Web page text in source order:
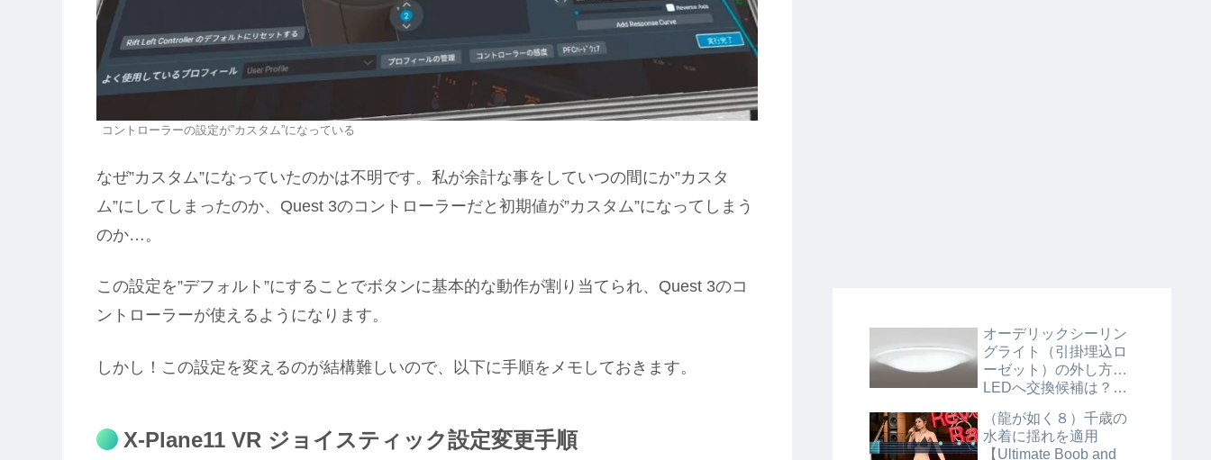
コントローラーの設定が”カスタム”になっている
なぜ”カスタム”になっていたのかは不明です。私が余計な事をしていつの間にか”カスタ
ム”にしてしまったのか、Quest 3のコントローラーだと初期値が”カスタム”になってしまう
のか…。
この設定を”デフォルト”にすることでボタンに基本的な動作が割り当てられ、Quest 3のコ
ントローラーが使えるようになります。
しかし！この設定を変えるのが結構難しいので、以下に手順をメモしておきます。
X-Plane11 VR ジョイスティック設定変更手順
オーデリックシーリン
グライト（引掛埋込ロ
ーゼット）の外し方…
LEDへ交換候補は？
N】
（龍が如く８）千歳の
水着に揺れを適用
【Ultimate Boob and